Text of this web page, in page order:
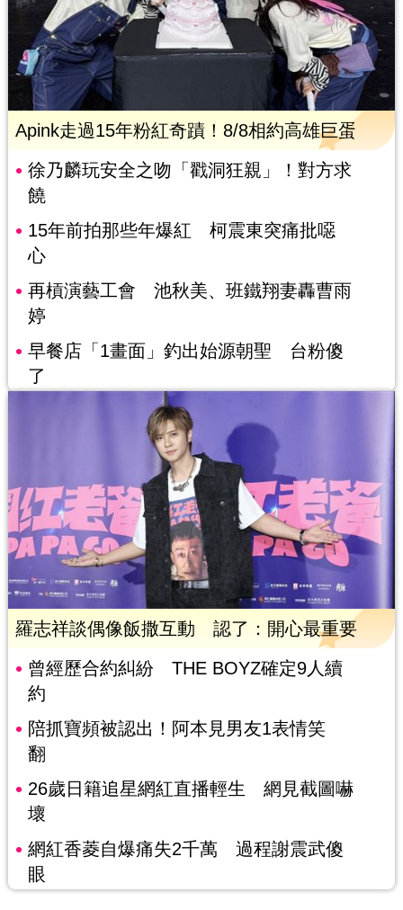
Apink走過15年粉紅奇蹟！8/8相約高雄巨蛋
徐乃麟玩安全之吻「戳洞狂親」！對方求
饒
15年前拍那些年爆紅 柯震東突痛批噁
心
再槓演藝工會 池秋美、班鐵翔妻轟曹雨
婷
早餐店「1畫面」釣出始源朝聖 台粉傻
了
羅志祥談偶像飯撒互動 認了：開心最重要
曾經歷合約糾紛 THE BOYZ確定9人續
約
陪抓寶頻被認出！阿本見男友1表情笑
翻
26歲日籍追星網紅直播輕生 網見截圖嚇
壞
網紅香菱自爆痛失2千萬 過程謝震武傻
眼